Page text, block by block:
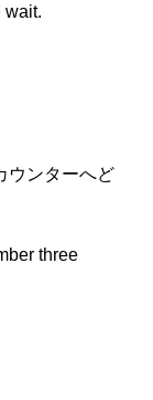
wait.
ウンターへど
three